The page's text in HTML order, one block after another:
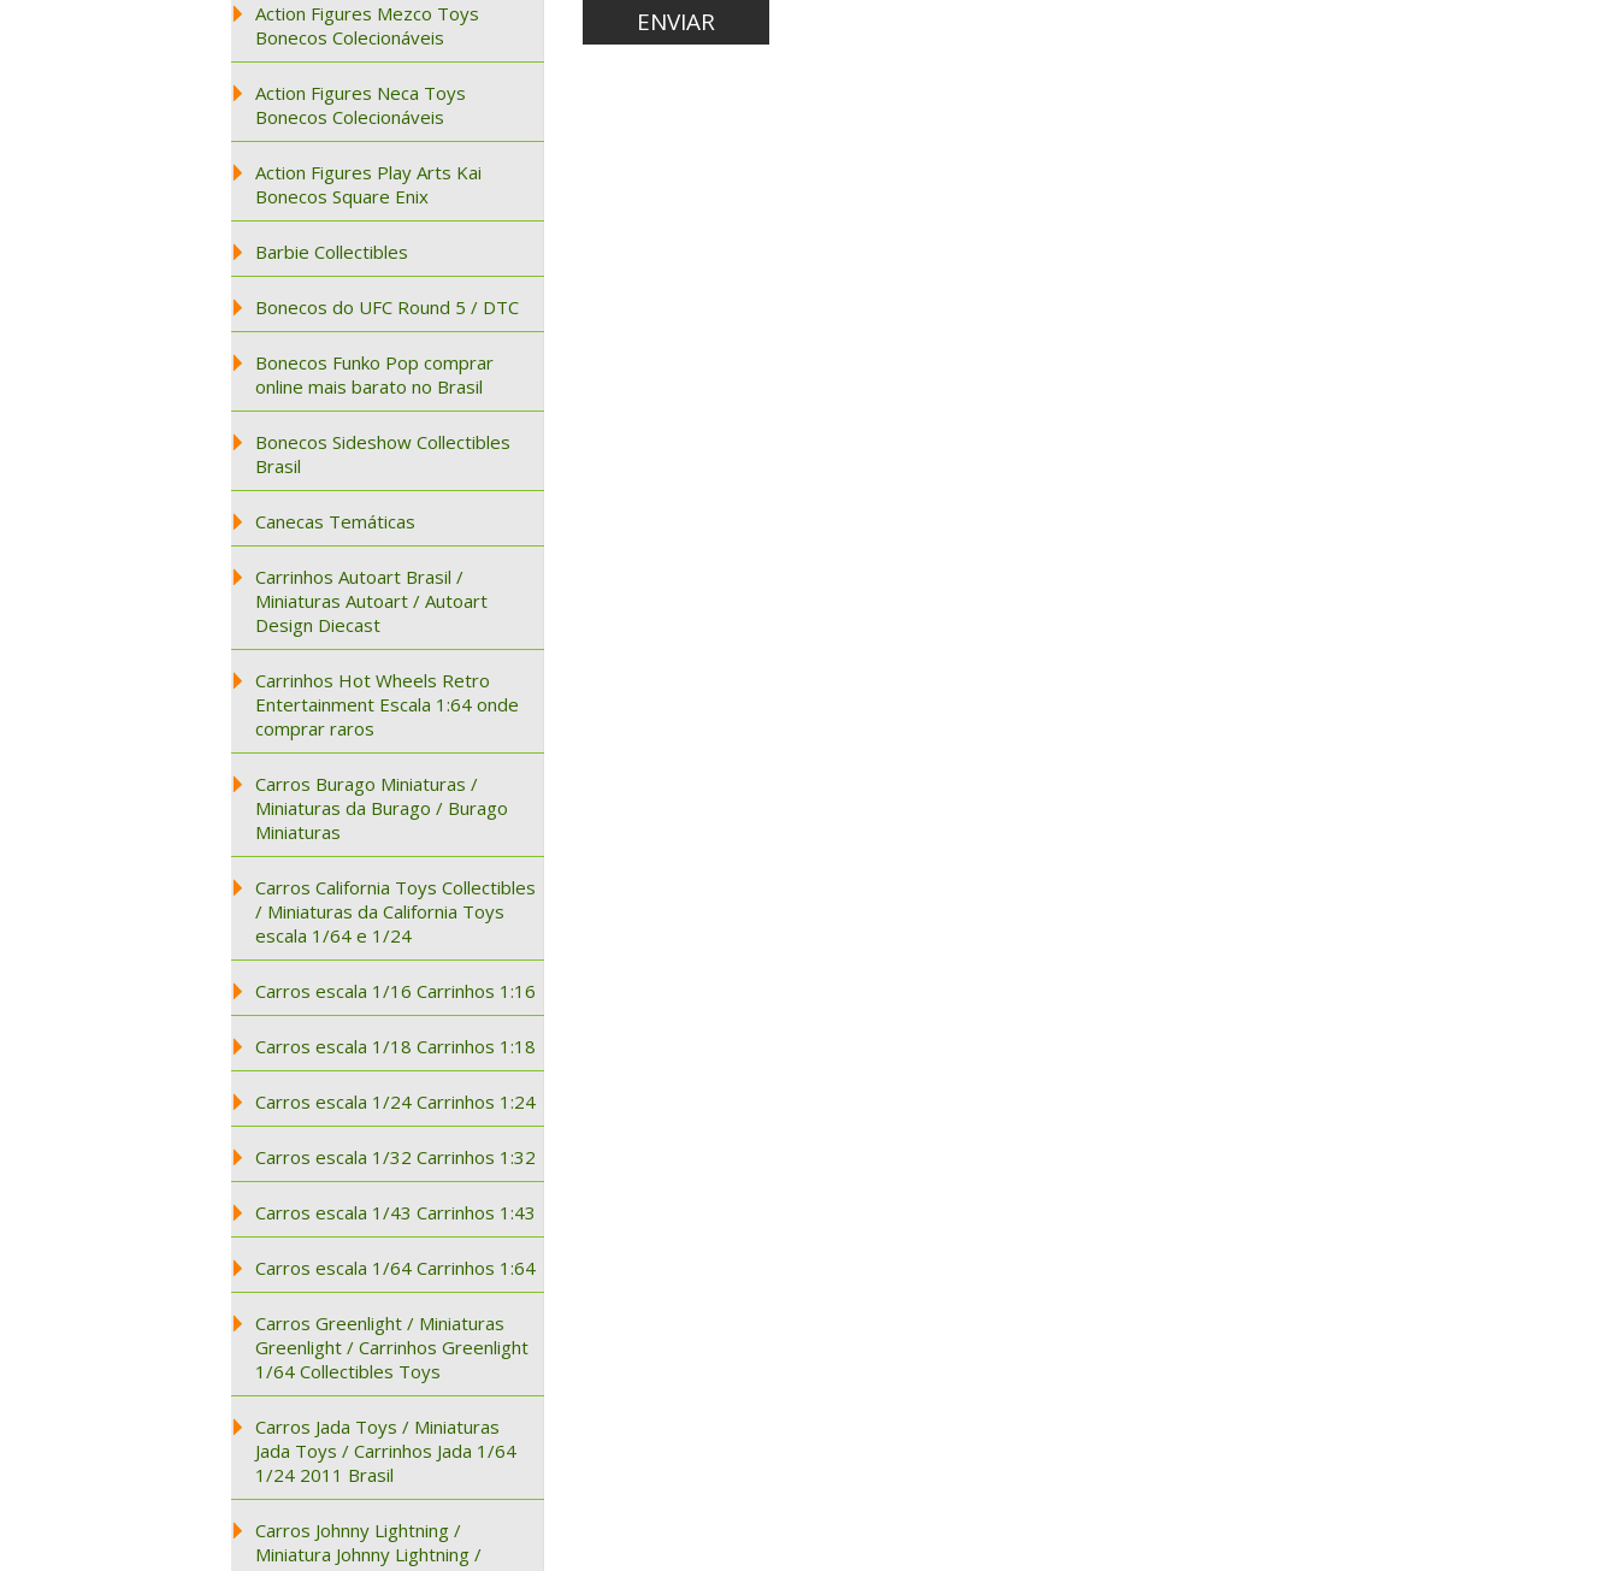
Action Figures Mezco Toys
Bonecos Colecionáveis
Action Figures Neca Toys
Bonecos Colecionáveis
Action Figures Play Arts Kai
Bonecos Square Enix
Barbie Collectibles
Bonecos do UFC Round 5 / DTC
Bonecos Funko Pop comprar
online mais barato no Brasil
Bonecos Sideshow Collectibles
Brasil
Canecas Temáticas
Carrinhos Autoart Brasil /
Miniaturas Autoart / Autoart
Design Diecast
Carrinhos Hot Wheels Retro
Entertainment Escala 1:64 onde
comprar raros
Carros Burago Miniaturas /
Miniaturas da Burago / Burago
Miniaturas
Carros California Toys Collectibles
/ Miniaturas da California Toys
escala 1/64 e 1/24
Carros escala 1/16 Carrinhos 1:16
Carros escala 1/18 Carrinhos 1:18
Carros escala 1/24 Carrinhos 1:24
Carros escala 1/32 Carrinhos 1:32
Carros escala 1/43 Carrinhos 1:43
Carros escala 1/64 Carrinhos 1:64
Carros Greenlight / Miniaturas
Greenlight / Carrinhos Greenlight
1/64 Collectibles Toys
Carros Jada Toys / Miniaturas
Jada Toys / Carrinhos Jada 1/64
1/24 2011 Brasil
Carros Johnny Lightning /
Miniatura Johnny Lightning /